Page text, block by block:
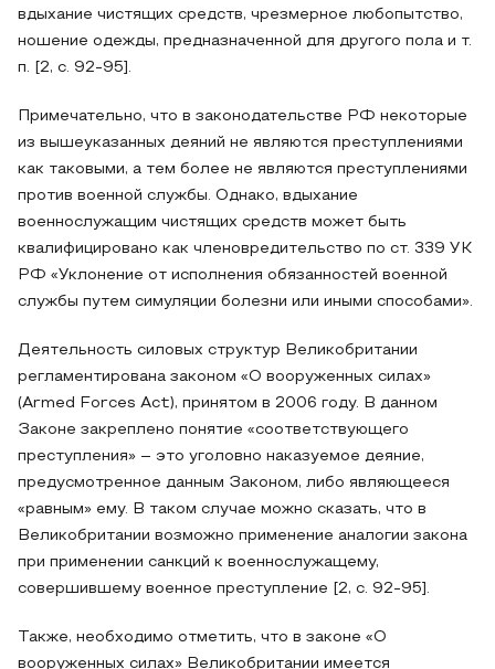
вдыхание чистящих средств, чрезмерное любопытство,
ношение одежды, предназначенной для другого пола и т.
п. [2, с. 92-95].
Примечательно, что в законодательстве РФ некоторые
из вышеуказанных деяний не являются преступлениями
как таковыми, а тем более не являются преступлениями
против военной службы. Однако, вдыхание
военнослужащим чистящих средств может быть
квалифицировано как членовредительство по ст. 339 УК
РФ «Уклонение от исполнения обязанностей военной
службы путем симуляции болезни или иными способами».
Деятельность силовых структур Великобритании
регламентирована законом «О вооруженных силах»
(Armed Forces Act), принятом в 2006 году. В данном
Законе закреплено понятие «соответствующего
преступления» – это уголовно наказуемое деяние,
предусмотренное данным Законом, либо являющееся
«равным» ему. В таком случае можно сказать, что в
Великобритании возможно применение аналогии закона
при применении санкций к военнослужащему,
совершившему военное преступление [2, с. 92-95].
Также, необходимо отметить, что в законе «О
вооруженных силах» Великобритании имеется